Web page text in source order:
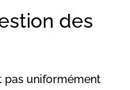
des
pas uniformément